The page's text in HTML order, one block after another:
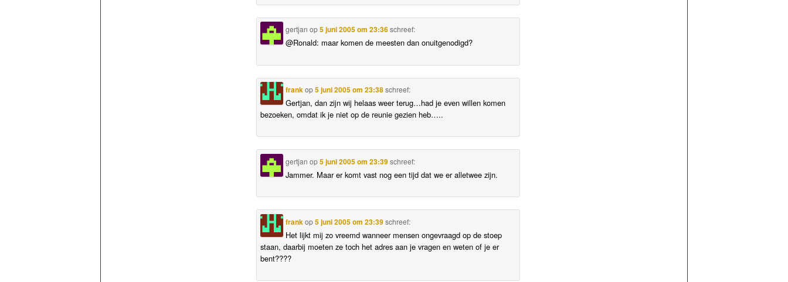
gertjan op5 juni 2005 om 23:36schreef:
@Ronald: maar komen de meesten dan onuitgenodigd?
frankop5 juni 2005 om 23:38schreef:
Gertjan, dan zijn wij helaas weer terug…had je even willen komen
bezoeken, omdat ik je niet op de reunie gezien heb…..
gertjan op5 juni 2005 om 23:39schreef:
Jammer. Maar er komt vast nog een tijd dat we er alletwee zijn.
frankop5 juni 2005 om 23:39schreef:
Het lijkt mij zo vreemd wanneer mensen ongevraagd op de stoep
staan, daarbij moeten ze toch het adres aan je vragen en weten of je er
bent????